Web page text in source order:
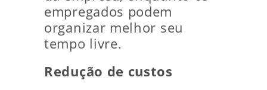
empregados podem
organizar melhor seu
tempo livre.
Redução de custos